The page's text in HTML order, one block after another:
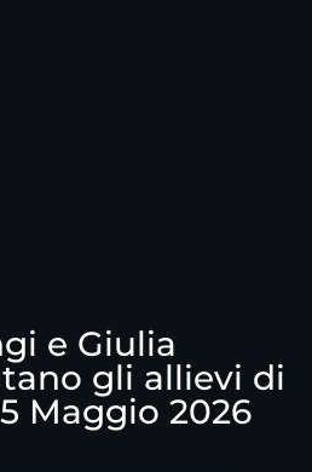
e Giulia
gli allievi di
Maggio 2026